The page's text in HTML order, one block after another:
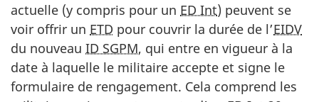
actuelle (y compris pour un ED Int) peuvent se
voir offrir un ETD pour couvrir la durée de l’EIDV
du nouveau ID SGPM, qui entre en vigueur à la
date à laquelle le militaire accepte et signe le
formulaire de rengagement. Cela comprend les